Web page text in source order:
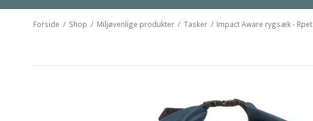
Forside / Shop / Miljøvenlige produkter / Tasker / Impact Aware rygsæk - Rpet